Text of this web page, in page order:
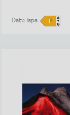
Datu lapa